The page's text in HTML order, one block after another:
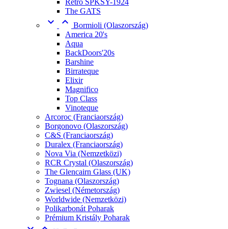
Retro SPKSY-1924
The GATS
  Bormioli (Olaszország)
America 20's
Aqua
BackDoors'20s
Barshine
Birrateque
Elixir
Magnifico
Top Class
Vinoteque
Arcoroc (Franciaország)
Borgonovo (Olaszország)
C&S (Franciaország)
Duralex (Franciaország)
Nova Via (Nemzetközi)
RCR Crystal (Olaszország)
The Glencairn Glass (UK)
Tognana (Olaszország)
Zwiesel (Németország)
Worldwide (Nemzetközi)
Polikarbonát Poharak
Prémium Kristály Poharak